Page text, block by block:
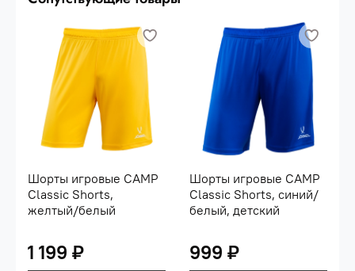
Шорты игровые CAMP
Classic Shorts,
желтый/белый
1 199 ₽
Шорты игровые CAMP
Classic Shorts, синий/
белый, детский
999 ₽